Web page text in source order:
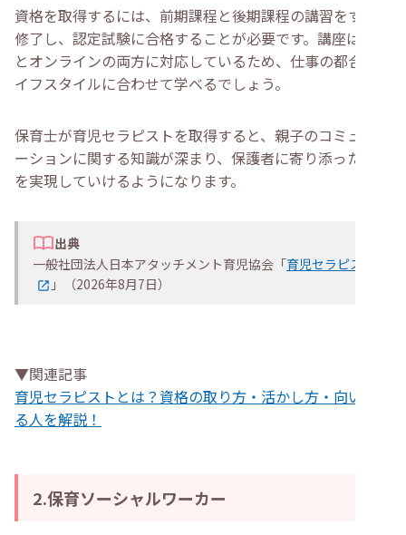
資格を取得するには、前期課程と後期課程の講習をすべて
修了し、認定試験に合格することが必要です。講座は対面
とオンラインの両方に対応しているため、仕事の都合やラ
イフスタイルに合わせて学べるでしょう。
保育士が育児セラピストを取得すると、親子のコミュニケ
ーションに関する知識が深まり、保護者に寄り添った支援
を実現していけるようになります。
出典
一般社団法人日本アタッチメント育児協会「育児セラピスト
」（2026年8月7日）
▼関連記事
育児セラピストとは？資格の取り方・活かし方・向いてい
る人を解説！
2.保育ソーシャルワーカー